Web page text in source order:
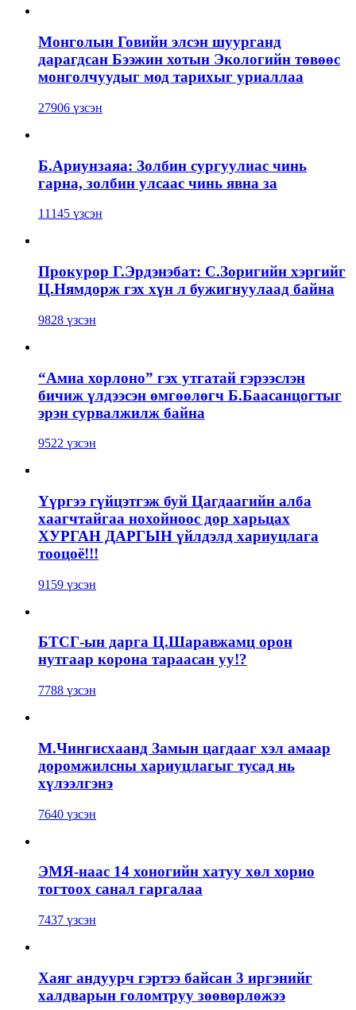
Монголын Говийн элсэн шуурганд
дарагдсан Бээжин хотын Экологийн төвөөс
монголчуудыг мод тарихыг уриаллаа
27906 үзсэн
Б.Ариунзаяа: Золбин сургуулиас чинь
гарна, золбин улсаас чинь явна за
11145 үзсэн
Прокурор Г.Эрдэнэбат: С.Зоригийн хэргийг
Ц.Нямдорж гэх хүн л бужигнуулаад байна
9828 үзсэн
“Амиа хорлоно” гэх утгатай гэрээслэн
бичиж үлдээсэн өмгөөлөгч Б.Баасанцогтыг
эрэн сурвалжилж байна
9522 үзсэн
Үүргээ гүйцэтгэж буй Цагдаагийн алба
хаагчтайгаа нохойноос дор харьцах
ХУРГАН ДАРГЫН үйлдэлд хариуцлага
тооцоё!!!
9159 үзсэн
БТСГ-ын дарга Ц.Шаравжамц орон
нутгаар корона тараасан уу!?
7788 үзсэн
М.Чингисхаанд Замын цагдааг хэл амаар
доромжилсны хариуцлагыг тусад нь
хүлээлгэнэ
7640 үзсэн
ЭМЯ-наас 14 хоногийн хатуу хөл хорио
тогтоох санал гаргалаа
7437 үзсэн
Хаяг андуурч гэртээ байсан 3 иргэнийг
халдварын голомтруу зөөвөрлөжээ